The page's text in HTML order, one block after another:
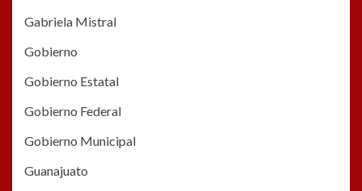
Gabriela Mistral
Gobierno
Gobierno Estatal
Gobierno Federal
Gobierno Municipal
Guanajuato